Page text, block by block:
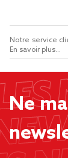
Notre service
En savoir plus...
Ne